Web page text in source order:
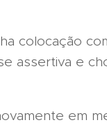
colocação
assertiva e
em